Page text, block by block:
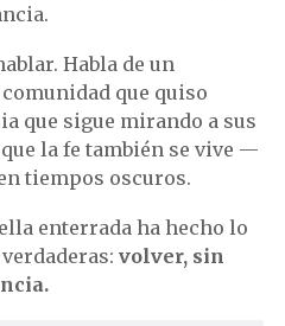
Habla de un
que quiso
que sigue mirando a sus
la fe también se vive —
tiempos oscuros.
enterrada ha hecho lo
volver, sin